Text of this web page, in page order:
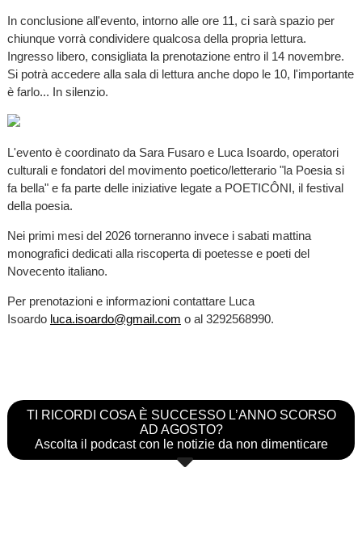
In conclusione all'evento, intorno alle ore 11, ci sarà spazio per
chiunque vorrà condividere qualcosa della propria lettura.
Ingresso libero, consigliata la prenotazione entro il 14 novembre.
Si potrà accedere alla sala di lettura anche dopo le 10, l'importante
è farlo... In silenzio.
L'evento è coordinato da Sara Fusaro e Luca Isoardo, operatori
culturali e fondatori del movimento poetico/letterario "la Poesia si
fa bella" e fa parte delle iniziative legate a POETICÔNI, il festival
della poesia.
Nei primi mesi del 2026 torneranno invece i sabati mattina
monografici dedicati alla riscoperta di poetesse e poeti del
Novecento italiano.
Per prenotazioni e informazioni contattare Luca
Isoardo luca.isoardo@gmail.com o al 3292568990.
TI RICORDI COSA È SUCCESSO L’ANNO SCORSO
AD AGOSTO?
Ascolta il podcast con le notizie da non dimenticare